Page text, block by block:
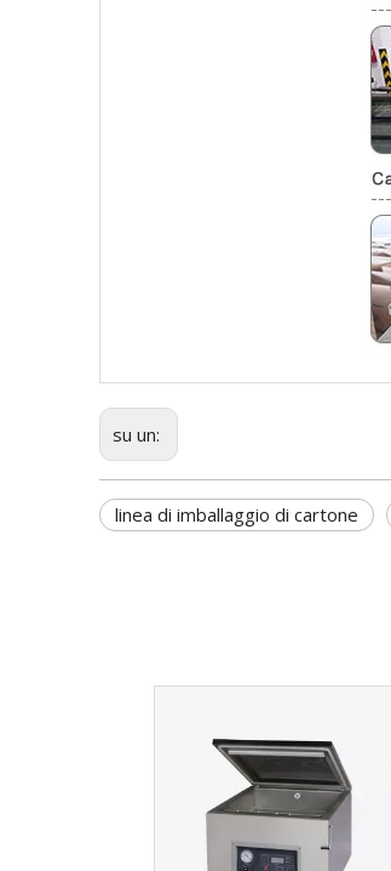
su un:
linea di imballaggio di cartone